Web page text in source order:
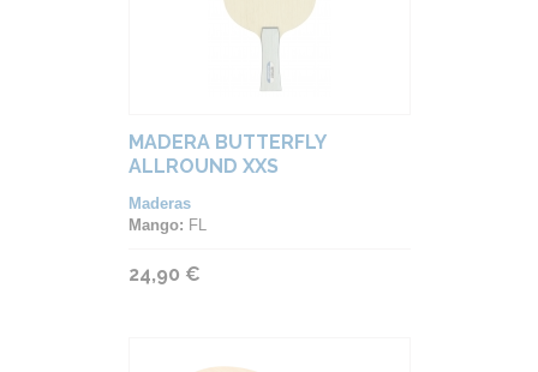
MADERA BUTTERFLY
ALLROUND XXS
Maderas
Mango: FL
24,90 €